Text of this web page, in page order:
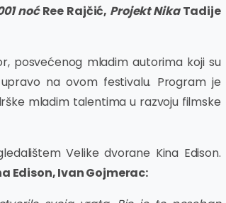
noćRee Rajčić, Projekt NikaTadije
posvećenog mladim autorima koji su
na ovom festivalu. Program je
mladim talentima u razvoju filmske
Velike dvorane Kina Edison.
Edison, Ivan Gojmerac: